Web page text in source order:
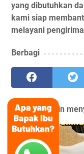
yang dibutuhkan
kami siap
melayani
Berbagi
Anda mungkin